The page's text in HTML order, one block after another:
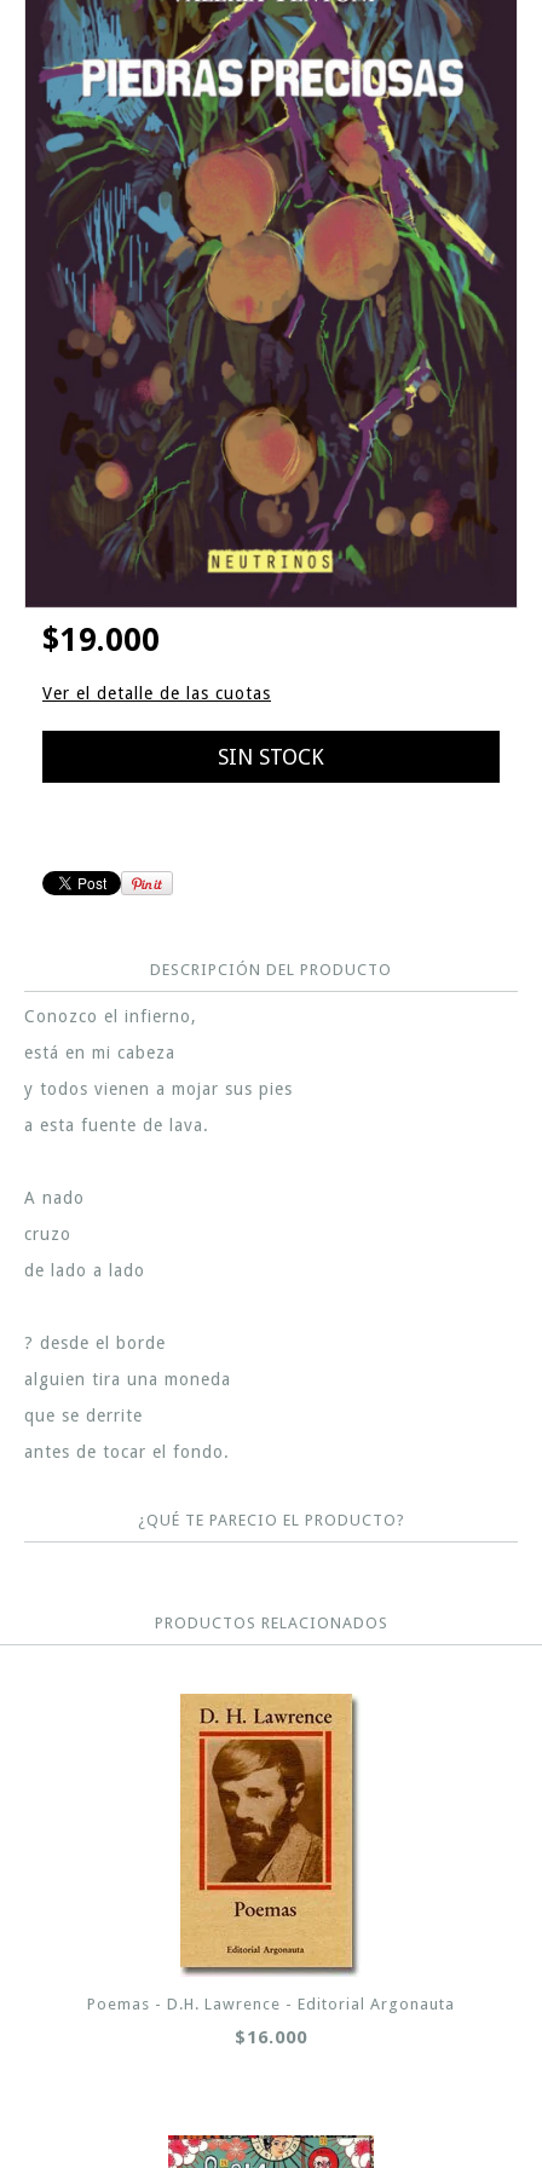
$19.000
Ver el detalle de las cuotas
DESCRIPCIÓN DEL PRODUCTO
Conozco el infierno,
está en mi cabeza
y todos vienen a mojar sus pies
a esta fuente de lava.
A nado
cruzo
de lado a lado
? desde el borde
alguien tira una moneda
que se derrite
antes de tocar el fondo.
¿QUÉ TE PARECIO EL PRODUCTO?
PRODUCTOS RELACIONADOS
Poemas - D.H. Lawrence - Editorial Argonauta
$16.000